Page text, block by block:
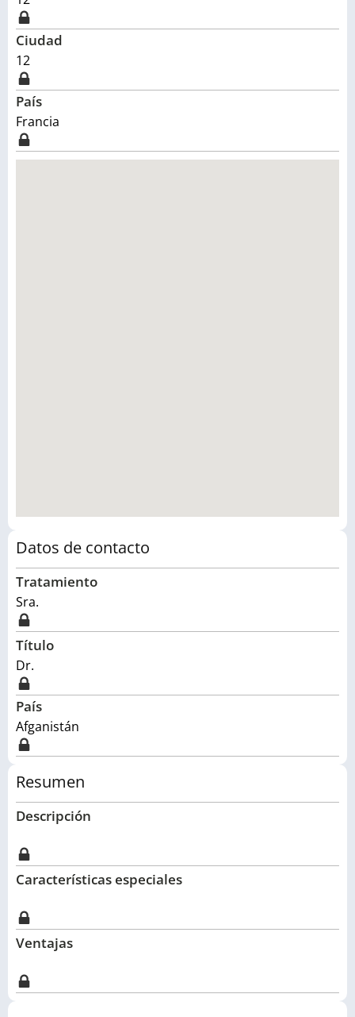
Ciudad
12
País
Francia
Datos de contacto
Tratamiento
Sra.
Título
Dr.
País
Afganistán
Resumen
Descripción
Características especiales
Ventajas